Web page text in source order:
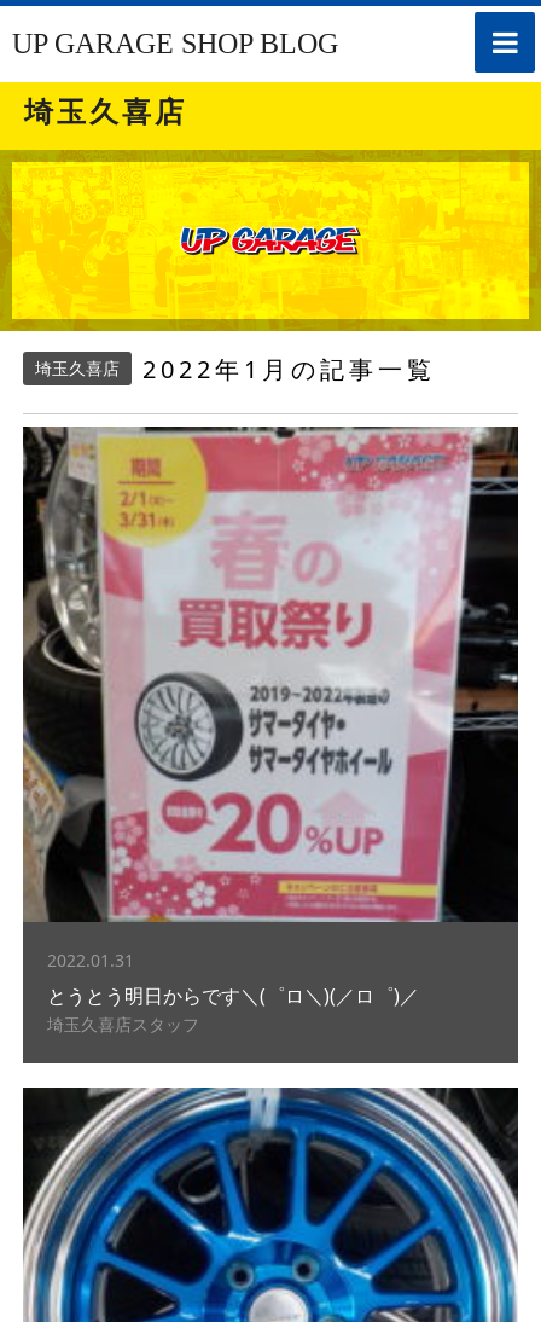
toggle
UP GARAGE SHOP BLOG
埼玉久喜店
埼玉久喜店 2022年1月の記事一覧
2022.01.31
とうとう明日からです＼(゜ロ＼)(／ロ゜)／
埼玉久喜店スタッフ